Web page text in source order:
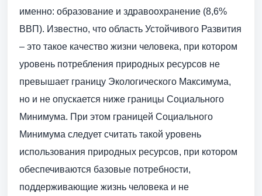
именно: образование и здравоохранение (8,6%
ВВП). Известно, что область Устойчивого Развития
– это такое качество жизни человека, при котором
уровень потребления природных ресурсов не
превышает границу Экологического Максимума,
но и не опускается ниже границы Социального
Минимума. При этом границей Социального
Минимума следует считать такой уровень
использования природных ресурсов, при котором
обеспечиваются базовые потребности,
поддерживающие жизнь человека и не